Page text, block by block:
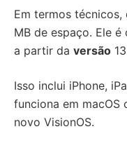
Em termos técnicos,
MB de espaço. Ele
a partir da versão
Isso inclui iPhone,
funciona em macOS
novo VisionOS.